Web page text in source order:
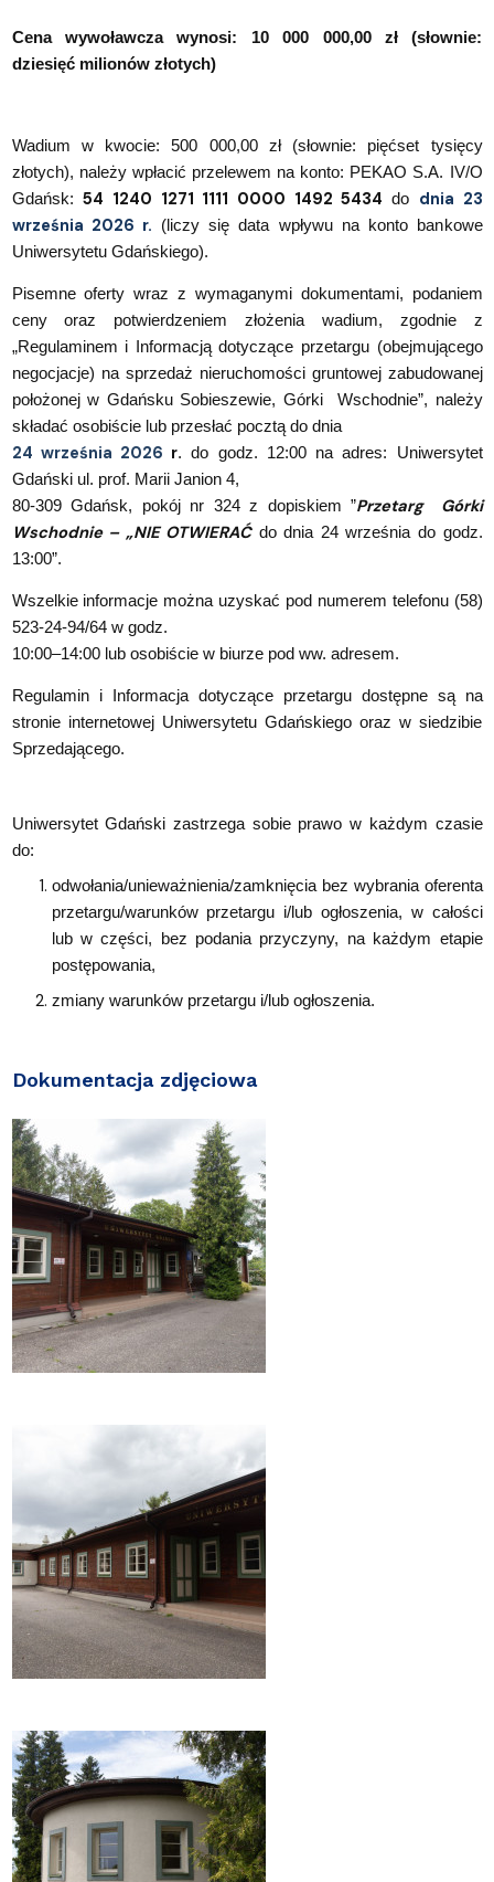
Cena wywoławcza wynosi: 10 000 000,00 zł (słownie:
dziesięć milionów złotych)
Wadium w kwocie: 500 000,00 zł (słownie: pięćset tysięcy
złotych), należy wpłacić przelewem na konto: PEKAO S.A. IV/O
Gdańsk:54 1240 1271 1111 0000 1492 5434do dnia 23
września 2026 r.
(liczy się data wpływu na konto bankowe
Uniwersytetu Gdańskiego).
Pisemne oferty wraz z wymaganymi dokumentami, podaniem
ceny oraz potwierdzeniem złożenia wadium, zgodnie z
„Regulaminem i Informacją dotyczące przetargu (obejmującego
negocjacje) na sprzedaż nieruchomości gruntowej zabudowanej
położonej w Gdańsku Sobieszewie, Górki Wschodnie”, należy
składać osobiście lub przesłać pocztą do dnia
24 września 2026 r. do godz. 12:00 na adres: Uniwersytet
Gdański ul. prof. Marii Janion 4,
80-309 Gdańsk, pokój nr 324 z dopiskiem ”Przetarg Górki
Wschodnie – „NIE OTWIERAĆdo dnia 24 września do godz.
13:00”.
Wszelkie informacje można uzyskać pod numerem telefonu (58)
523-24-94/64 w godz.
10:00–14:00 lub osobiście w biurze pod ww. adresem.
Regulamin i Informacja dotyczące przetargu dostępne są na
stronie internetowej Uniwersytetu Gdańskiego oraz w siedzibie
Sprzedającego.
Uniwersytet Gdański zastrzega sobie prawo w każdym czasie
do:
odwołania/unieważnienia/zamknięcia bez wybrania oferenta
przetargu/warunków przetargu i/lub ogłoszenia, w całości
lub w części, bez podania przyczyny, na każdym etapie
postępowania,
zmiany warunków przetargu i/lub ogłoszenia.
Dokumentacja zdjęciowa